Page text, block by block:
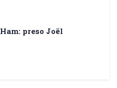
preso Joël